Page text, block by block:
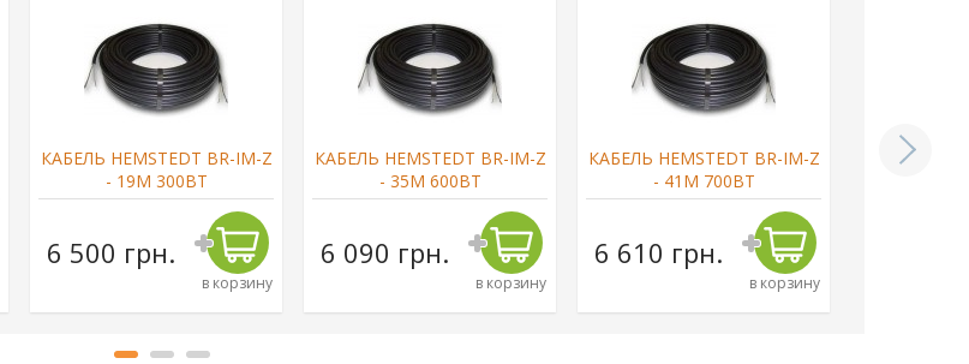
КАБЕЛЬ HEMSTEDT BR-IM-Z
- 19М 300ВТ
6 500 грн.
в корзину
КАБЕЛЬ HEMSTEDT BR-IM-Z
- 35М 600ВТ
6 090 грн.
в корзину
КАБЕЛЬ HEMSTEDT BR-IM-Z
- 41М 700ВТ
6 610 грн.
в корзину
КАБЕЛЬ